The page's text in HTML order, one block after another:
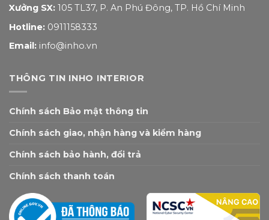
Xưởng SX: 105 TL37, P. An Phú Đông, TP. Hồ Chí Minh
Hotline: 0911158333
Email: info@inho.vn
THÔNG TIN INHO INTERIOR
Chính sách Bảo mật thông tin
Chính sách giao, nhận hàng và kiểm hàng
Chính sách bảo hành, đổi trả
Chính sách thanh toán